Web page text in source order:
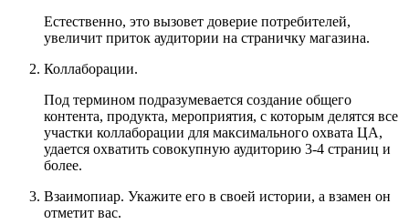
Естественно, это вызовет доверие потребителей,
увеличит приток аудитории на страничку магазина.
Коллаборации.
Под термином подразумевается создание общего
контента, продукта, мероприятия, с которым делятся все
участки коллаборации для максимального охвата ЦА,
удается охватить совокупную аудиторию 3-4 страниц и
более.
Взаимопиар. Укажите его в своей истории, а взамен он
отметит вас.